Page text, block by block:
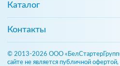
Каталог
Контакты
© 2013-2026 ООО
сайте не является публичной